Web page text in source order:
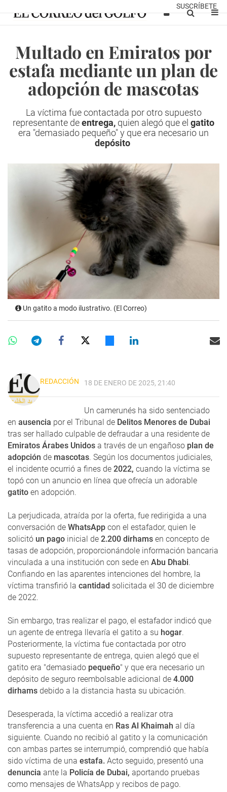
SUSCRÍBETE
Multado en Emiratos por
estafa mediante un plan de
adopción de mascotas
La víctima fue contactada por otro supuesto
representante deentrega, quien alegó que el gatito
era "demasiado pequeño" y que era necesario un
depósito
Un gatito a modo ilustrativo. (El Correo)
REDACCIÓN 18 DE ENERO DE 2025, 21:40
Un camerunés ha sido sentenciado
en ausencia por el Tribunal de Delitos Menores de Dubai
tras ser hallado culpable de defraudar a una residente de
Emiratos Árabes Unidos a través de un engañoso plan de
adopción de mascotas. Según los documentos judiciales,
el incidente ocurrió a fines de 2022, cuando la víctima se
topó con un anuncio en línea que ofrecía un adorable
gatito en adopción.
La perjudicada, atraída por la oferta, fue redirigida a una
conversación de WhatsApp con el estafador, quien le
solicitó un pago inicial de 2.200 dirhams en concepto de
tasas de adopción, proporcionándole información bancaria
vinculada a una institución con sede en Abu Dhabi.
Confiando en las aparentes intenciones del hombre, la
víctima transfirió la cantidad solicitada el 30 de diciembre
de 2022.
Sin embargo, tras realizar el pago, el estafador indicó que
un agente de entrega llevaría el gatito a su hogar.
Posteriormente, la víctima fue contactada por otro
supuesto representante de entrega, quien alegó que el
gatito era "demasiado pequeño" y que era necesario un
depósito de seguro reembolsable adicional de 4.000
dirhams debido a la distancia hasta su ubicación.
Desesperada, la víctima accedió a realizar otra
transferencia a una cuenta en Ras Al Khaimah al día
siguiente. Cuando no recibió al gatito y la comunicación
con ambas partes se interrumpió, comprendió que había
sido víctima de una estafa. Acto seguido, presentó una
denuncia ante la Policía de Dubai, aportando pruebas
como mensajes de WhatsApp y recibos de pago.